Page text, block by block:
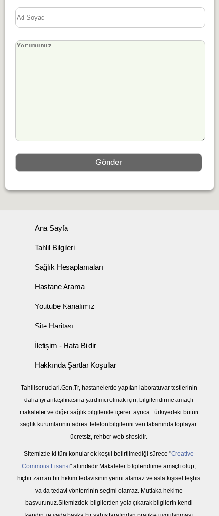
Ana Sayfa
Tahlil Bilgileri
Sağlık Hesaplamaları
Hastane Arama
Youtube Kanalımız
Site Haritası
İletişim - Hata Bildir
Hakkında Şartlar Koşullar
Tahlilsonuclari.Gen.Tr, hastanelerde yapılan laboratuvar testlerinin
daha iyi anlaşılmasına yardımcı olmak için, bilgilendirme amaçlı
makaleler ve diğer sağlık bilgileride içeren ayrıca Türkiyedeki bütün
sağlık kurumlarının adres, telefon bilgilerini veri tabanında toplayan
ücretsiz, rehber web sitesidir.
Sitemizde ki tüm konular ek koşul belirtilmediği sürece "Creative
Commons Lisansı" altındadır.Makaleler bilgilendirme amaçlı olup,
hiçbir zaman bir hekim tedavisinin yerini alamaz ve asla kişisel teşhis
ya da tedavi yönteminin seçimi olamaz. Mutlaka hekime
başvurunuz.Sitemizdeki bilgilerden yola çıkarak bilgilerin kendi